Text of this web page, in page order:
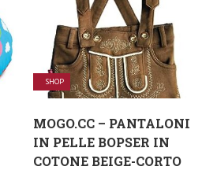
SHOP
MOGO.CC – PANTALONI
IN PELLE BOPSER IN
COTONE BEIGE-CORTO